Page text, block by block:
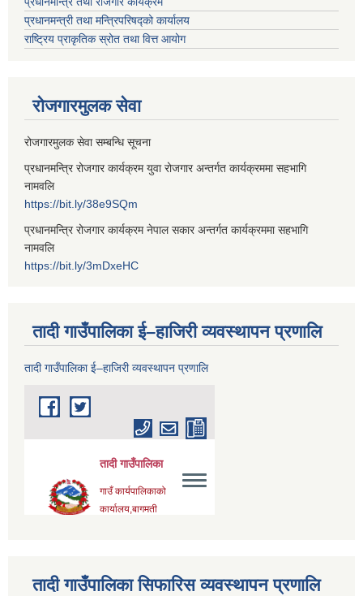
प्रधानमन्त्री तथा मन्त्रिपरिषद्को कार्यालय
राष्ट्रिय प्राकृतिक स्रोत तथा वित्त आयोग
रोजगारमुलक सेवा
रोजगारमुलक सेवा सम्बन्धि सूचना
प्रधानमन्त्रि रोजगार कार्यक्रम युवा रोजगार अन्तर्गत कार्यक्रममा सहभागि
नामवलि
https://bit.ly/38e9SQm
प्रधानमन्त्रि रोजगार कार्यक्रम नेपाल सकार अन्तर्गत कार्यक्रममा सहभागि
नामवलि
https://bit.ly/3mDxeHC
तादी गाउँपालिका ई–हाजिरी व्यवस्थापन प्रणालि
तादी गाउँपालिका ई–हाजिरी व्यवस्थापन प्रणालि
तादी गाउँपालिका सिफारिस व्यवस्थापन प्रणालि